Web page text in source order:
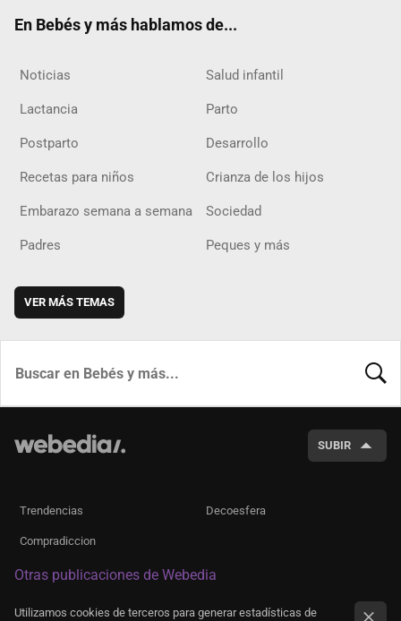
En Bebés y más hablamos de...
Noticias Salud infantil
Lactancia Parto
Postparto Desarrollo
Recetas para niños Crianza de los hijos
Embarazo semana a semana Sociedad
Padres Peques y más
VER MÁS TEMAS
SUBIR
Trendencias Decoesfera
Compradiccion
Otras publicaciones de Webedia
Utilizamos cookies de terceros para generar estadísticas de